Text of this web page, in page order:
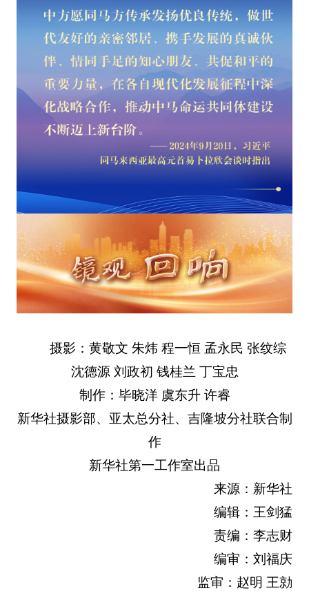
摄影：黄敬文 朱炜 程一恒 孟永民 张纹综
沈德源 刘政初 钱桂兰 丁宝忠
制作：毕晓洋 虞东升 许睿
新华社摄影部、亚太总分社、吉隆坡分社联合制
作
新华社第一工作室出品
来源：新华社
编辑：王剑猛
责编：李志财
编审：刘福庆
监审：赵明 王勍